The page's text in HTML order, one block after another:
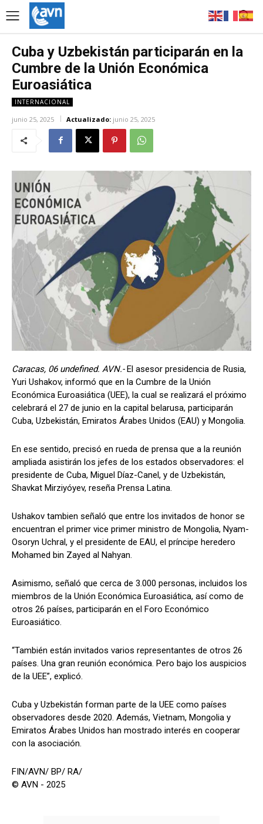
Cuba y Uzbekistán participarán en la
Cumbre de la Unión Económica
Euroasiática
INTERNACIONAL
junio 25, 2025 Actualizado: junio 25, 2025
Caracas, 06 undefined. AVN.-El asesor presidencia de Rusia,
Yuri Ushakov, informó que en la Cumbre de la Unión
Económica Euroasiática (UEE), la cual se realizará el próximo
celebrará el 27 de junio en la capital belarusa, participarán
Cuba, Uzbekistán, Emiratos Árabes Unidos (EAU) y Mongolia.
En ese sentido, precisó en rueda de prensa que a la reunión
ampliada asistirán los jefes de los estados observadores: el
presidente de Cuba, Miguel Díaz-Canel, y de Uzbekistán,
Shavkat Mirziyóyev, reseña Prensa Latina.
Ushakov tambien señaló que entre los invitados de honor se
encuentran el primer vice primer ministro de Mongolia, Nyam-
Osoryn Uchral, y el presidente de EAU, el príncipe heredero
Mohamed bin Zayed al Nahyan.
Asimismo, señaló que cerca de 3.000 personas, incluidos los
miembros de la Unión Económica Euroasiática, así como de
otros 26 países, participarán en el Foro Económico
Euroasiático.
“También están invitados varios representantes de otros 26
países. Una gran reunión económica. Pero bajo los auspicios
de la UEE”, explicó.
Cuba y Uzbekistán forman parte de la UEE como países
observadores desde 2020. Además, Vietnam, Mongolia y
Emiratos Árabes Unidos han mostrado interés en cooperar
con la asociación.
FIN/AVN/ BP/ RA/
© AVN - 2025